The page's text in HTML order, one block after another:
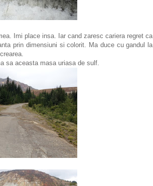
Imi place insa. Iar cand zaresc cariera regret ca
prin dimensiuni si colorit. Ma duce cu gandul la
sa aceasta masa uriasa de sulf.